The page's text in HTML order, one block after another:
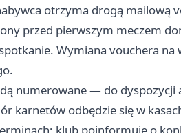
otrzyma drogą mailową
przed pierwszym meczem
Wymiana vouchera na
numerowane — do
karnetów odbędzie się w
klub poinformuje o